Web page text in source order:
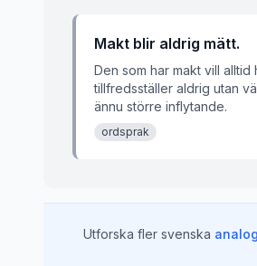
Makt blir aldrig mätt.
Den som har makt vill
tillfredsställer aldrig utan
ännu större inflytande.
ordsprak
Utforska fler svenska